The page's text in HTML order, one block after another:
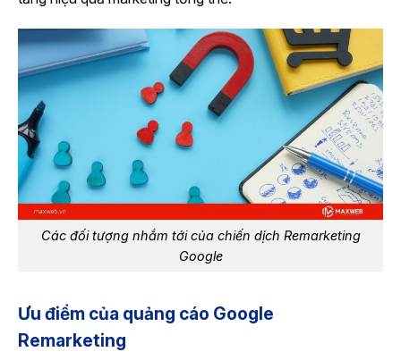
Các đối tượng nhắm tới của chiến dịch Remarketing
Google
Ưu điểm của quảng cáo Google
Remarketing